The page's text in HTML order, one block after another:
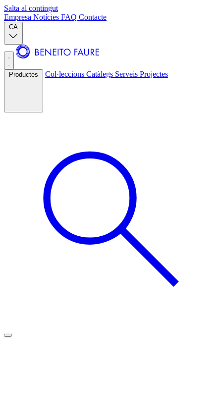
Salta al contingut
Empresa Notícies FAQ Contacte
CA
Productes Col·leccions Catàlegs Serveis Projectes